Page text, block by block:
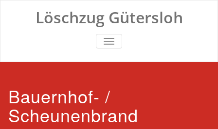
Löschzug Gütersloh
TOGGLE NAVIGATION
Bauernhof- /
Scheunenbrand